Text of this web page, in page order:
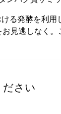
る発酵を利
見逃しなく。
さい